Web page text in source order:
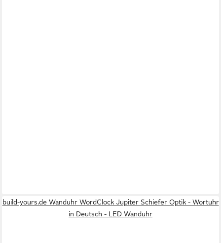
build-yours.de Wanduhr WordClock Jupiter Schiefer Optik - Wortuhr
in Deutsch - LED Wanduhr